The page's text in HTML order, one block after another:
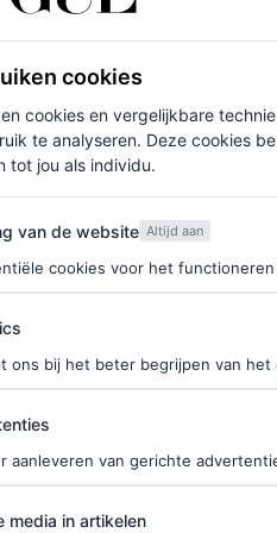
kind
droeg de actrice een bruine
(“Ik heb me altijd
altijd dat er na de jaren
een herhaling van wat er in
houd.”) Miller en
hier in voor de Vogue-
ze deelt met ex Tom
cookies
cookies en vergelijkbare
te analyseren. Deze cookies
tot jou als individu.
de website
van de website Altijd aan
cookies voor het
ons bij het beter begrijpen van
aanleveren van gerichte
in artikelen
media in artikelen